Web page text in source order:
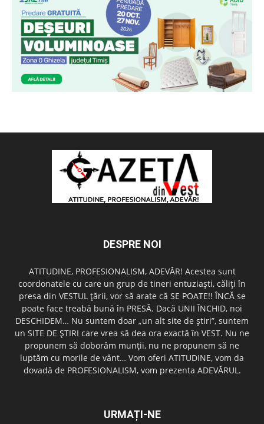
DESPRE NOI
ATITUDINE, PROFESIONALISM, ADEVĂR! Acestea sunt
coordonatele cu care un grup de tineri entuziaşti, căliţi în
presa din VESTUL ţării, vor să arate că SE POATE!! ÎNCĂ se
poate face treabă bună în PRESĂ. Dacă UNII ÎNCHID, noi
DESCHIDEM… Nu suntem doar „un alt site de ştiri”, suntem
un SITE DE ŞTIRI care vrea să dea ora exactă în VEST. Nu ne
propunem să doborâm munţii, nu ne propunem să ne
luptăm cu morile de vânt… Vom oferi ATITUDINE, vom da
dovadă de PROFESIONALISM, vom prezenta ADEVĂRUL.
URMAȚI-NE